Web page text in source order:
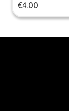
€4.00